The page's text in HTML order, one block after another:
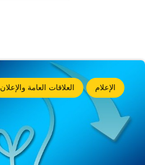
الإعلام العلاقات العامة والإعلان